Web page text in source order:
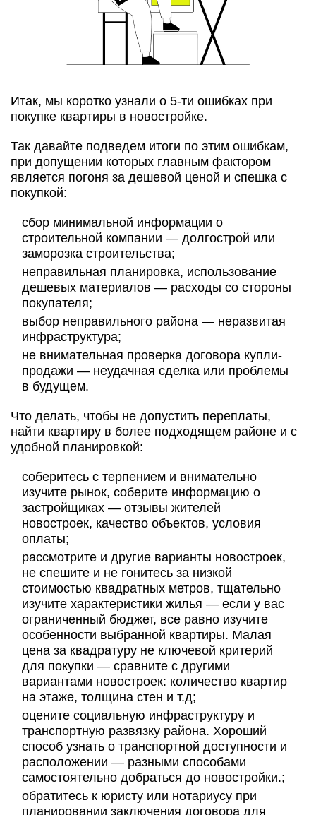
Итак, мы коротко узнали о 5-ти ошибках при
покупке квартиры в новостройке.
Так давайте подведем итоги по этим ошибкам,
при допущении которых главным фактором
является погоня за дешевой ценой и спешка с
покупкой:
сбор минимальной информации о
строительной компании — долгострой или
заморозка строительства;
неправильная планировка, использование
дешевых материалов — расходы со стороны
покупателя;
выбор неправильного района — неразвитая
инфраструктура;
не внимательная проверка договора купли-
продажи — неудачная сделка или проблемы
в будущем.
Что делать, чтобы не допустить переплаты,
найти квартиру в более подходящем районе и с
удобной планировкой:
соберитесь с терпением и внимательно
изучите рынок, соберите информацию о
застройщиках — отзывы жителей
новостроек, качество объектов, условия
оплаты;
рассмотрите и другие варианты новостроек,
не спешите и не гонитесь за низкой
стоимостью квадратных метров, тщательно
изучите характеристики жилья — если у вас
ограниченный бюджет, все равно изучите
особенности выбранной квартиры. Малая
цена за квадратуру не ключевой критерий
для покупки — сравните с другими
вариантами новостроек: количество квартир
на этаже, толщина стен и т.д;
оцените социальную инфраструктуру и
транспортную развязку района. Хороший
способ узнать о транспортной доступности и
расположении — разными способами
самостоятельно добраться до новостройки.;
обратитесь к юристу или нотариусу при
планировании заключения договора для